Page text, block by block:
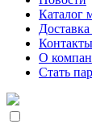
Каталог
Контакты
О
Стать